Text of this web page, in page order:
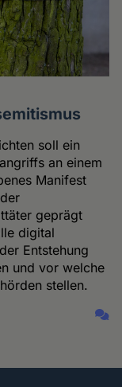
soll ein
an einem
Manifest
geprägt
digital
Entstehung
und vor welche
stellen.